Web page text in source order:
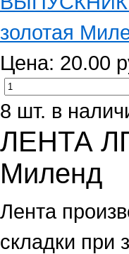
Цена: 20.00
8 шт. в
ЛЕНТА
Миленд
Лента
складки при